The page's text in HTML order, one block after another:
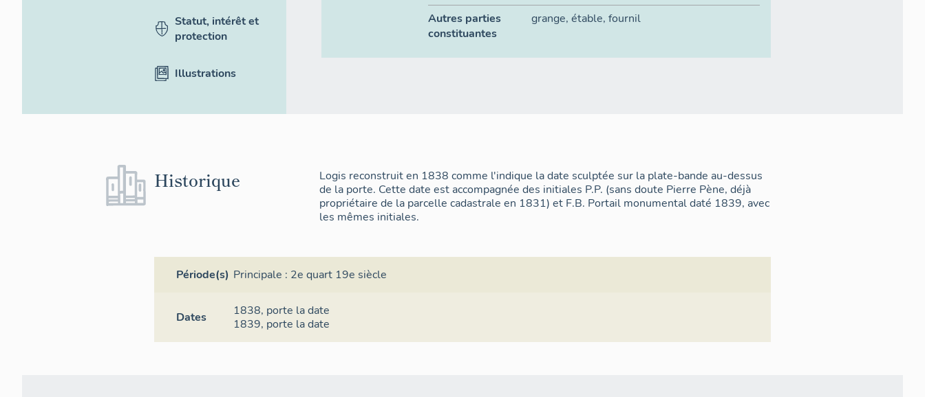
Statut, intérêt et
protection
Illustrations
Autres parties
constituantes
grange,étable,fournil
Historique
Logis reconstruit en 1838 comme l'indique la date sculptée sur la plate-bande au-dessus
de la porte. Cette date est accompagnée des initiales P.P. (sans doute Pierre Pène, déjà
propriétaire de la parcelle cadastrale en 1831) et F.B. Portail monumental daté 1839, avec
les mêmes initiales.
Période(s) Principale : 2e quart 19e siècle
Dates 1838, porte la date
1839, porte la date